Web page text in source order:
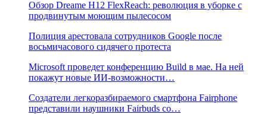
Обзор Dreame H12 FlexReach: революция в уборке с
продвинутым моющим пылесосом
Полиция арестовала сотрудников Google после
восьмичасового сидячего протеста
Microsoft проведет конференцию Build в мае. На ней
покажут новые ИИ-возможности…
Создатели легкоразбираемого смартфона Fairphone
представили наушники Fairbuds со…